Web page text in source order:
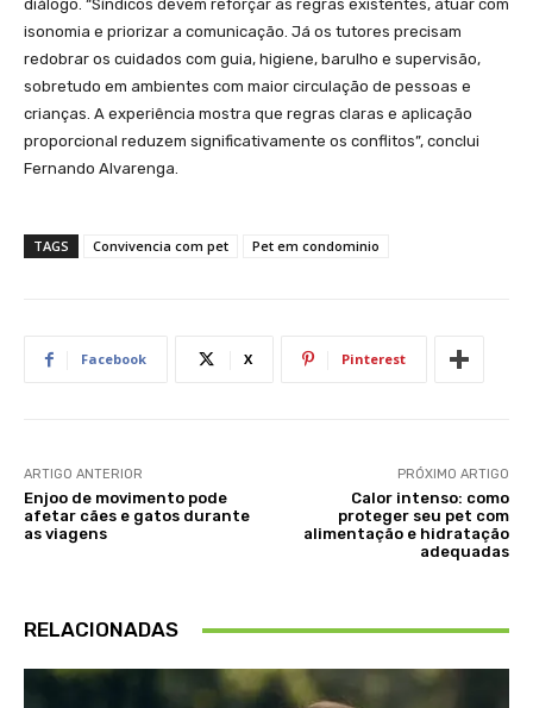
diálogo. “Síndicos devem reforçar as regras existentes, atuar com
isonomia e priorizar a comunicação. Já os tutores precisam
redobrar os cuidados com guia, higiene, barulho e supervisão,
sobretudo em ambientes com maior circulação de pessoas e
crianças. A experiência mostra que regras claras e aplicação
proporcional reduzem significativamente os conflitos”, conclui
Fernando Alvarenga.
TAGS Convivencia com pet Pet em condominio
Facebook X Pinterest
ARTIGO ANTERIOR
Enjoo de movimento pode
afetar cães e gatos durante
as viagens
PRÓXIMO ARTIGO
Calor intenso: como
proteger seu pet com
alimentação e hidratação
adequadas
RELACIONADAS